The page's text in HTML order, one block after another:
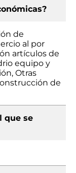
de
al por
artículos de
equipo y
Otras
de
que se